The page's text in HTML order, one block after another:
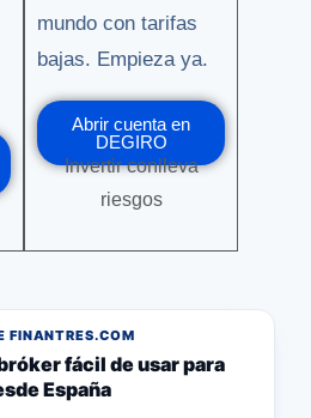
mundo con tarifas
bajas. Empieza ya.
Abrir cuenta en
DEGIRO
Invertir conlleva
riesgos
FINANTRES.COM
fácil de usar para
España